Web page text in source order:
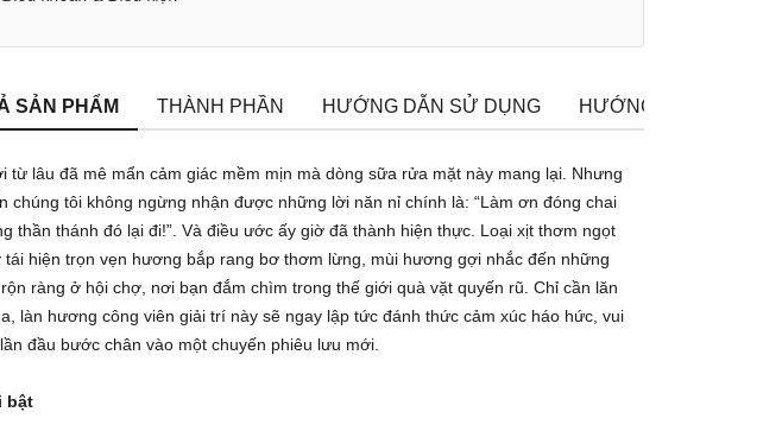
SẢN PHẨM THÀNH PHẦN HƯỚNG DẪN SỬ DỤNG HƯỚNG DẪN BẢO
từ lâu đã mê mẩn cảm giác mềm mịn mà dòng sữa rửa mặt này mang lại. Nhưng
chúng tôi không ngừng nhận được những lời năn nỉ chính là: “Làm ơn đóng chai
thần thánh đó lại đi!”. Và điều ước ấy giờ đã thành hiện thực. Loại xịt thơm ngọt
tái hiện trọn vẹn hương bắp rang bơ thơm lừng, mùi hương gợi nhắc đến những
ràng ở hội chợ, nơi bạn đắm chìm trong thế giới quà vặt quyến rũ. Chỉ cần lăn
làn hương công viên giải trí này sẽ ngay lập tức đánh thức cảm xúc háo hức, vui
đầu bước chân vào một chuyến phiêu lưu mới.
bật